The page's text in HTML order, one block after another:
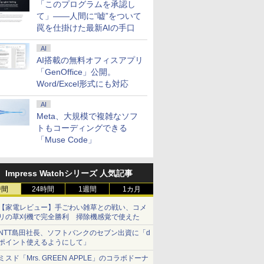
「このプログラムを承認し
て」――人間に“嘘”をついて
罠を仕掛けた最新AIの手口
AI
AI搭載の無料オフィスアプリ
「GenOffice」公開。
Word/Excel形式にも対応
AI
Meta、大規模で複雑なソフ
トもコーディングできる
「Muse Code」
Impress Watchシリーズ 人気記事
24時間 1週間 1カ月
家電レビュー】手ごわい雑草との戦い、コメ
の草刈機で完全勝利 掃除機感覚で使えた
島田社長、ソフトバンクのセブン出資に「d
イント使えるようにして」
スド「Mrs. GREEN APPLE」のコラボドーナ